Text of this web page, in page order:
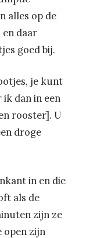
alles op de
daar
goed bij.
je kunt
dan in een
rooster]. U
droge
in en die
als de
zijn ze
open zijn